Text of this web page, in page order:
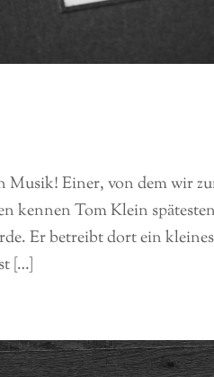
Einer, von dem wir
Tom Klein
Er betreibt dort ein
[…]